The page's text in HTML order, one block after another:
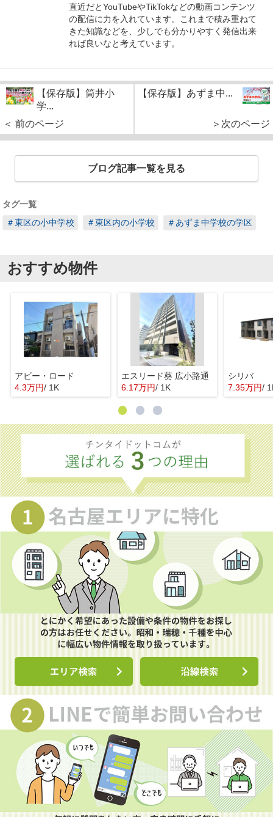
直近だとYouTubeやTikTokなどの動画コンテンツ
の配信に力を入れています。これまで積み重ねて
きた知識などを、少しでも分かりやすく発信出来
れば良いなと考えています。
【保存版】筒井小
学...
＜ 前のページ
【保存版】あずま中...
＞次のページ
ブログ記事一覧を見る
タグ一覧
＃東区の小中学校
＃東区内の小学校 ＃あずま中学校の学区
おすすめ物件
アビー・ロード
4.3万円/ 1K
エスリード葵 広小路通
6.17万円/ 1K
シリバ
7.35万円/